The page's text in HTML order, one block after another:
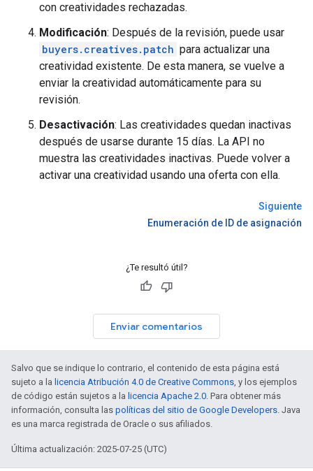
con creatividades rechazadas.
Modificación: Después de la revisión, puede usar
buyers.creatives.patch para actualizar una
creatividad existente. De esta manera, se vuelve a
enviar la creatividad automáticamente para su
revisión.
Desactivación: Las creatividades quedan inactivas
después de usarse durante 15 días. La API no
muestra las creatividades inactivas. Puede volver a
activar una creatividad usando una oferta con ella.
Siguiente
Enumeración de ID de asignación
¿Te resultó útil?
Enviar comentarios
Salvo que se indique lo contrario, el contenido de esta página está
sujeto a la licencia Atribución 4.0 de Creative Commons, y los ejemplos
de código están sujetos a la licencia Apache 2.0. Para obtener más
información, consulta las políticas del sitio de Google Developers. Java
es una marca registrada de Oracle o sus afiliados.
Última actualización: 2025-07-25 (UTC)